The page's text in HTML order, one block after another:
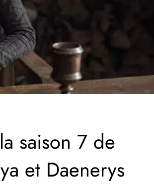
saison 7 de
et Daenerys